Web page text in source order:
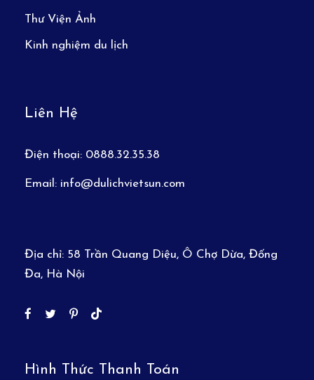
Thư Viện Ảnh
Kinh nghiệm du lịch
Liên Hệ
Điện thoại: 0888.32.35.38
Email: info@dulichvietsun.com
Địa chỉ: 58 Trần Quang Diệu, Ô Chợ Dừa, Đống
Đa, Hà Nội
Hình Thức Thanh Toán